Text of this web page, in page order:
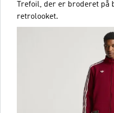
Trefoil, der er broderet
retrolooket.